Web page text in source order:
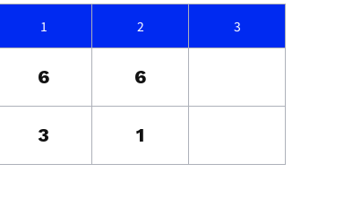
1 2 3
6 6
3 1